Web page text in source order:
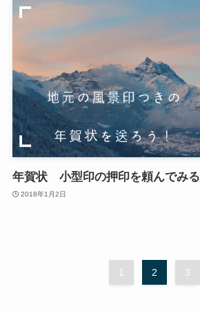
年賀状 小型印の押印を頼んでみる
2018年1月2日
1 2 3